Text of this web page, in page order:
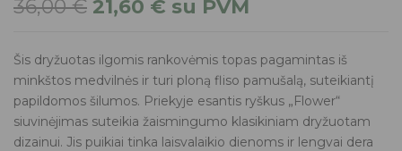
36,00€ 21,60 € su PVM
Šis dryžuotas ilgomis rankovėmis topas pagamintas iš
minkštos medvilnės ir turi ploną fliso pamušalą, suteikiantį
papildomos šilumos. Priekyje esantis ryškus „Flower“
siuvinėjimas suteikia žaismingumo klasikiniam dryžuotam
dizainui. Jis puikiai tinka laisvalaikio dienoms ir lengvai dera